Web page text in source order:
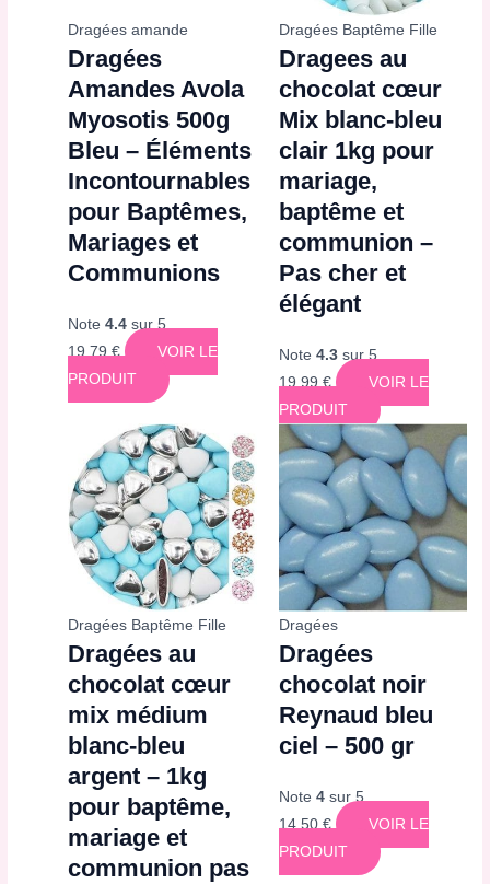
Dragées amande
Dragées
Amandes Avola
Myosotis 500g
Bleu – Éléments
Incontournables
pour Baptêmes,
Mariages et
Communions
Note4.4 sur 5
19,79€
VOIR LE
PRODUIT
Dragées Baptême Fille
Dragees au
chocolat cœur
Mix blanc-bleu
clair 1kg pour
mariage,
baptême et
communion –
Pas cher et
élégant
Note 4.3sur 5
19,99 €
VOIR LE
PRODUIT
Dragées Baptême Fille
Dragées au
chocolat cœur
mix médium
blanc-bleu
argent – 1kg
pour baptême,
mariage et
communion pas
Dragées
Dragées
chocolat noir
Reynaud bleu
ciel – 500 gr
Note 4sur 5
14,50€
VOIR LE
PRODUIT